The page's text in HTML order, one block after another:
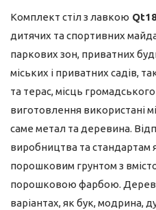
Комплект стіл з лавкою
дитячих та спортивних
паркових зон, приватних
міських і приватних садів,
та терас, місць
виготовлення використані
саме метал та деревина.
виробництва та стандартам
порошковим грунтом з
порошковою фарбою.
варіантах, як бук, модрина,